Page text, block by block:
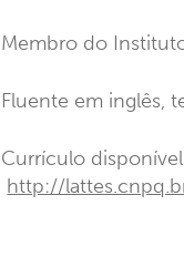
Membro do
Fluente em inglês,
Currículo
http://